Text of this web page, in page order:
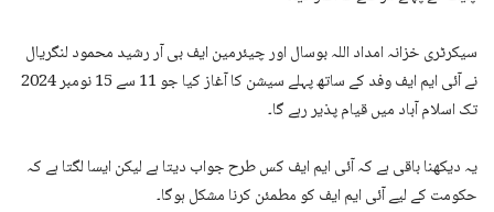
سیکرٹری خزانہ امداد اللہ بوسال اور چیئرمین ایف بی آر رشید محمود لنگریال
نے آئی ایم ایف وفد کے ساتھ پہلے سیشن کا آغاز کیا جو 11 سے 15 نومبر 2024
تک اسلام آباد میں قیام پذیر رہے گا۔
یہ دیکھنا باقی ہے کہ آئی ایم ایف کس طرح جواب دیتا ہے لیکن ایسا لگتا ہے کہ
حکومت کے لیے آئی ایم ایف کو مطمئن کرنا مشکل ہوگا۔